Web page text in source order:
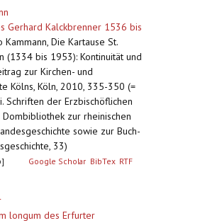
Gerhard Kalckbrenner 1536 bis
Kammann, Die Kartause St.
(1334 bis 1953): Kontinuität und
zur Kirchen- und
Kölns, Köln, 2010, 335-350 (=
Schriften der Erzbischöflichen
Dombibliothek zur rheinischen
sowie zur Buch-
33)
Google Scholar BibTex RTF
longum des Erfurter